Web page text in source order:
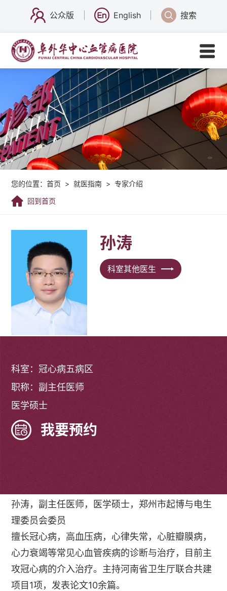
公众版 English 搜索
您的位置：首页 > 就医指南 > 专家介绍
回到首页
孙涛
科室其他医生
科室：冠心病五病区
职称：副主任医师
医学硕士
我要预约
孙涛，副主任医师，医学硕士，郑州市起博与电生
理委员会委员
擅长冠心病，高血压病，心律失常，心脏瓣膜病，
心力衰竭等常见心血管疾病的诊断与治疗，目前主
攻冠心病的介入治疗。主持河南省卫生厅联合共建
项目1项，发表论文10余篇。